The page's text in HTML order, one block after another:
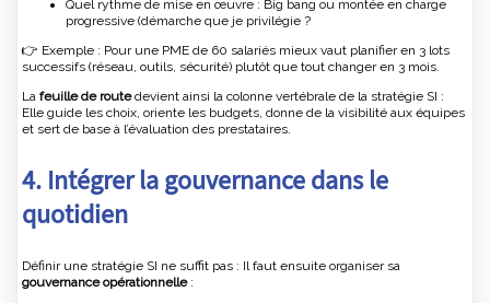
Quel rythme de mise en œuvre : Big bang ou montée en charge
progressive (démarche que je privilégie ?
👉 Exemple : Pour une PME de 60 salariés mieux vaut planifier en 3 lots
successifs (réseau, outils, sécurité) plutôt que tout changer en 3 mois.
La feuille de routedevient ainsi la colonne vertébrale de la stratégie SI :
Elle guide les choix, oriente les budgets, donne de la visibilité aux équipes
et sert de base à l’évaluation des prestataires.
4. Intégrer la gouvernance dans le
quotidien
Définir une stratégie SI ne suffit pas : Il faut ensuite organiser sa
gouvernance opérationnelle: